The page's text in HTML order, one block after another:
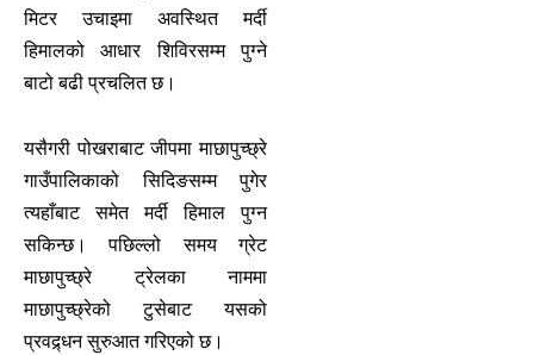
मिटर उचाइमा अवस्थित मर्दी
हिमालको आधार शिविरसम्म पुग्ने
बाटो बढी प्रचलित छ।
यसैगरी पोखराबाट जीपमा माछापुच्छ्रे
गाउँपालिकाको सिदिङसम्म पुगेर
त्यहाँबाट समेत मर्दी हिमाल पुग्न
सकिन्छ। पछिल्लो समय ग्रेट
माछापुच्छ्रे ट्रेलका नाममा
माछापुच्छ्रेको टुसेबाट यसको
प्रवद्र्धन सुरुआत गरिएको छ।